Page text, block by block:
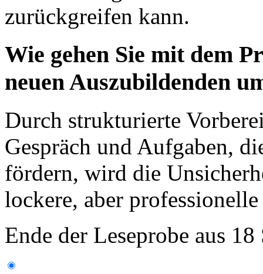
zurückgreifen kann.
Wie gehen Sie mit dem
neuen Auszubildenden
Durch strukturierte
Gespräch und Aufgaben,
fördern, wird die
lockere, aber
Ende der Leseprobe aus